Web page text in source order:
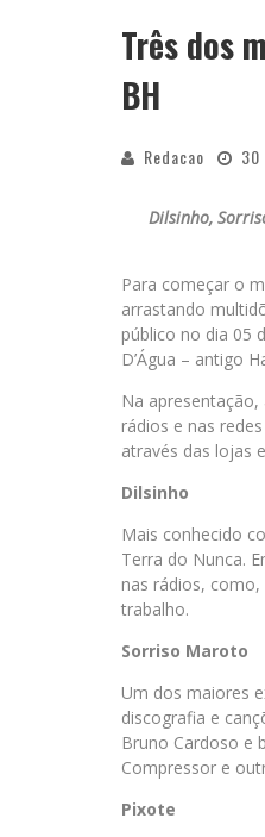
Três dos
BH
Redacao 30
Dilsinho,
Para começar o
arrastando
público no dia 05
D’Água – antigo
Na
rádios e nas
através das lojas
Dilsinho
Mais conhecido
Terra do Nunca.
nas rádios,
trabalho.
Sorriso Maroto
Um dos maiores
discografia e
Bruno Cardoso e
Compressor e
Pixote